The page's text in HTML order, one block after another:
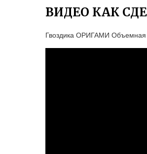
ВИДЕО КАК
Гвоздика ОРИГАМИ Объемная